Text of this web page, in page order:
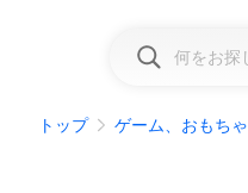
トップ ゲーム、おもちゃ